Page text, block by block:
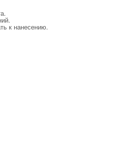
к нанесению.